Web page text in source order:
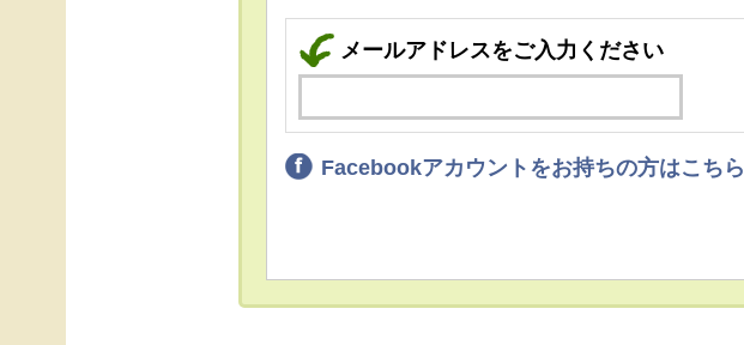
メールアドレスをご入力ください
Facebookアカウントをお持ちの方はこち